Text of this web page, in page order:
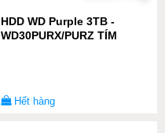
HDD WD Purple 3TB -
WD30PURX/PURZ TÍM
Hết hàng